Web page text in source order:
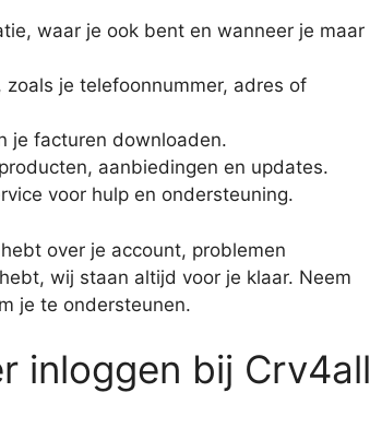
waar je ook bent en wanneer je maar
je telefoonnummer, adres of
je facturen downloaden.
aanbiedingen en updates.
voor hulp en ondersteuning.
over je account, problemen
wij staan altijd voor je klaar. Neem
je te ondersteunen.
inloggen bij Crv4all